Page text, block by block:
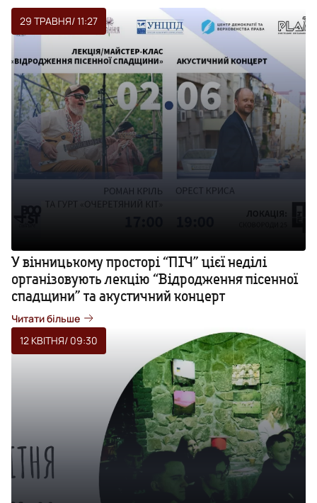
29 ТРАВНЯ/ 11:27
У вінницькому просторі “ПІЧ” цієї неділі
організовують лекцію “Відродження пісенної
спадщини” та акустичний концерт
Читати більше
12 КВІТНЯ/ 09:30